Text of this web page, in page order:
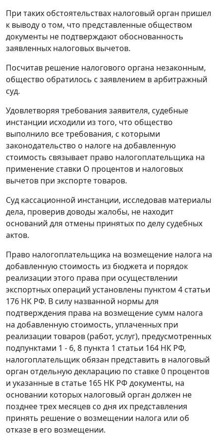
При таких обстоятельствах налоговый орган пришел
к выводу о том, что представленные обществом
документы не подтверждают обоснованность
заявленных налоговых вычетов.
Посчитав решение налогового органа незаконным,
общество обратилось с заявлением в арбитражный
суд.
Удовлетворяя требования заявителя, судебные
инстанции исходили из того, что общество
выполнило все требования, с которыми
законодательство о налоге на добавленную
стоимость связывает право налогоплательщика на
применение ставки О процентов и налоговых
вычетов при экспорте товаров.
Суд кассационной инстанции, исследовав материалы
дела, проверив доводы жалобы, не находит
оснований для отмены принятых по делу судебных
актов.
Право налогоплательщика на возмещение налога на
добавленную стоимость из бюджета и порядок
реализации этого права при осуществлении
экспортных операций установлены пунктом 4 статьи
176 НК РФ. В силу названной нормы для
подтверждения права на возмещение сумм налога
на добавленную стоимость, уплаченных при
реализации товаров (работ, услуг), предусмотренных
подпунктами 1 - 6, 8 пункта 1 статьи 164 НК РФ,
налогоплательщик обязан представить в налоговый
орган отдельную декларацию по ставке 0 процентов
и указанные в статье 165 НК РФ документы, на
основании которых налоговый орган должен не
позднее трех месяцев со дня их представления
принять решение о возмещении налога или об
отказе в его возмещении.